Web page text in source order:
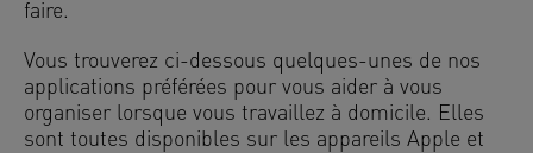
faire.
Vous trouverez ci-dessous quelques-unes de nos
applications préférées pour vous aider à vous
organiser lorsque vous travaillez à domicile. Elles
sont toutes disponibles sur les appareils Apple et